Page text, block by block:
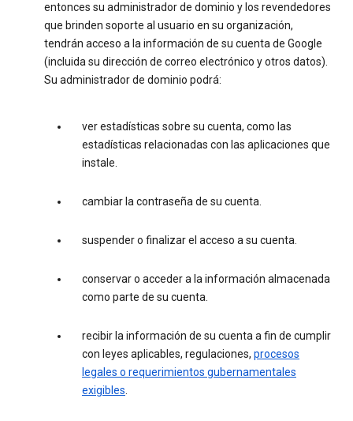
entonces su administrador de dominio y los revendedores
que brinden soporte al usuario en su organización,
tendrán acceso a la información de su cuenta de Google
(incluida su dirección de correo electrónico y otros datos).
Su administrador de dominio podrá:
ver estadísticas sobre su cuenta, como las
estadísticas relacionadas con las aplicaciones que
instale.
cambiar la contraseña de su cuenta.
suspender o finalizar el acceso a su cuenta.
conservar o acceder a la información almacenada
como parte de su cuenta.
recibir la información de su cuenta a fin de cumplir
con leyes aplicables, regulaciones, procesos
legales o requerimientos gubernamentales
exigibles.